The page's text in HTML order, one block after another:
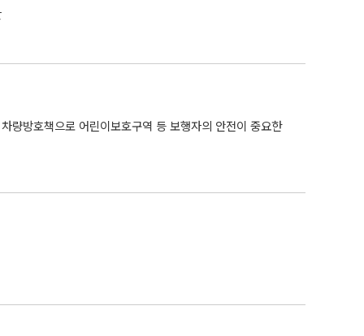
방호책으로 어린이보호구역 등 보행자의 안전이 중요한